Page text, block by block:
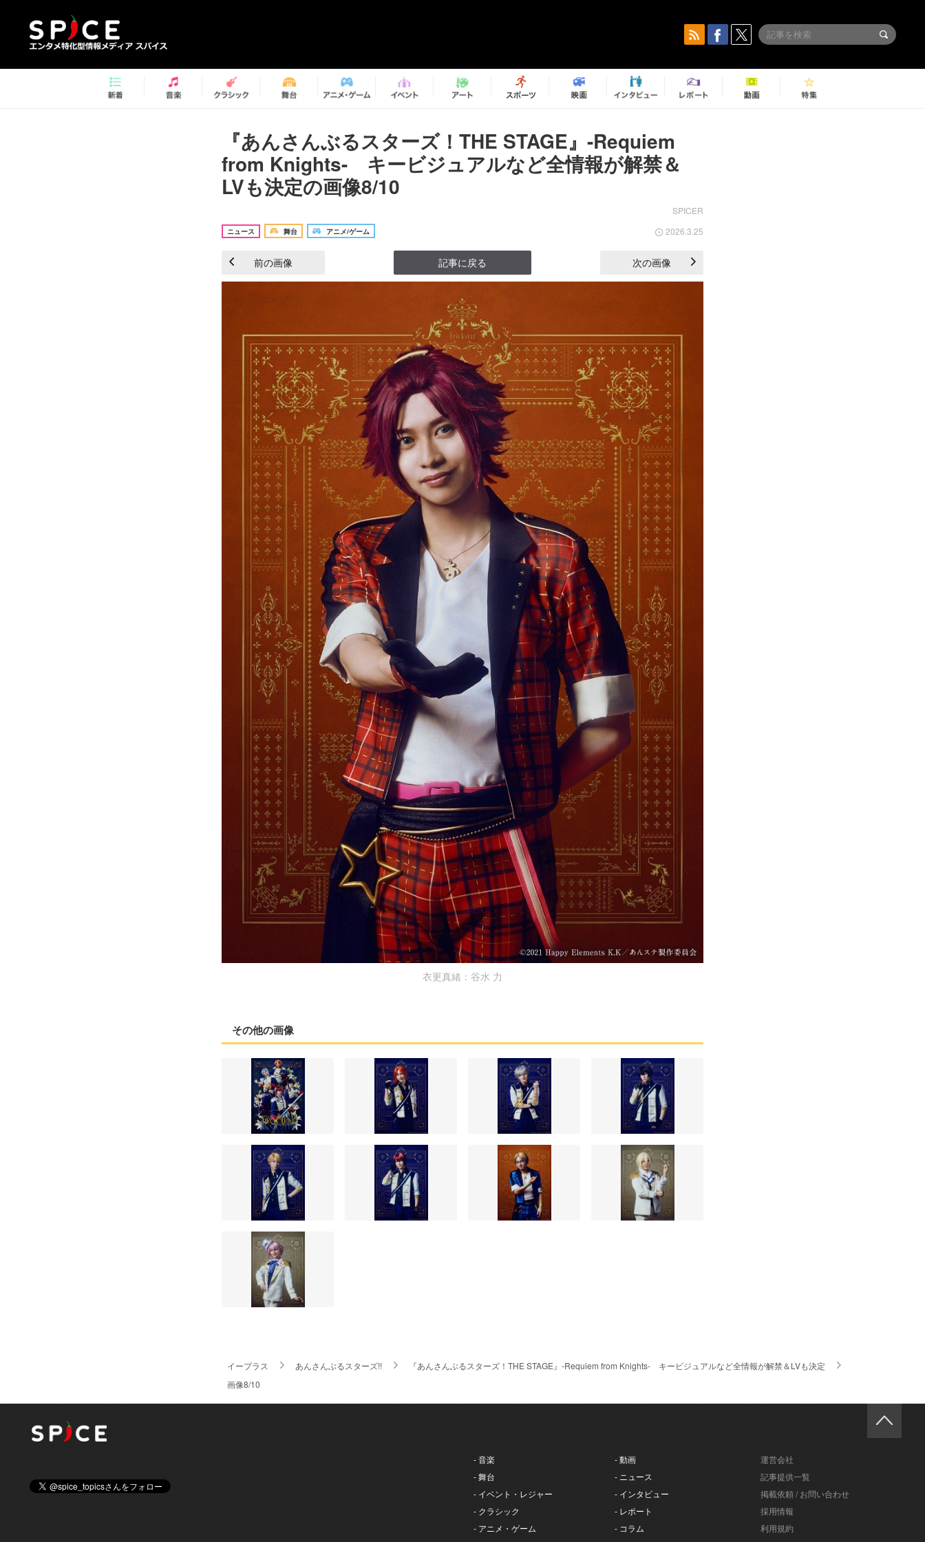
『あんさんぶるスターズ！THE STAGE』-Requiem
from Knights- キービジュアルなど全情報が解禁＆
LVも決定の画像8/10
SPICER
ニュース 舞台 アニメ/ゲーム 2026.3.25
前の画像 記事に戻る 次の画像
衣更真緒：谷水 力
その他の画像
イープラス あんさんぶるスターズ!!
『あんさんぶるスターズ！THE STAGE』-Requiem from Knights- キービジュアルなど全情報が解禁＆LVも決定
画像8/10
- 音楽
- 舞台
- イベント・レジャー
- クラシック
- アニメ・ゲーム
- 動画
- ニュース
- インタビュー
- レポート
- コラム
運営会社
記事提供一覧
掲載依頼 / お問い合わせ
採用情報
利用規約